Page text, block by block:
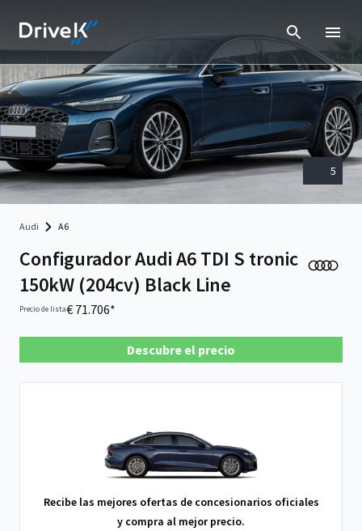
5
Audi A6
Configurador Audi A6 TDI S tronic
150kW (204cv) Black Line
Precio de lista€ 71.706*
Descubre el precio
Recibe las mejores ofertas de concesionarios oficiales
y compra al mejor precio.